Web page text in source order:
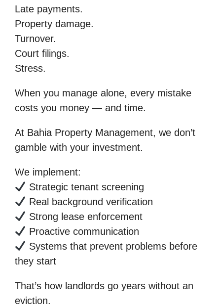
Late payments.
Property damage.
Turnover.
Court filings.
Stress.
When you manage alone, every mistake
costs you money — and time.
At Bahia Property Management, we don’t
gamble with your investment.
We implement:
Strategic tenant screening
Real background verification
Strong lease enforcement
Proactive communication
Systems that prevent problems before
they start
That’s how landlords go years without an
eviction.